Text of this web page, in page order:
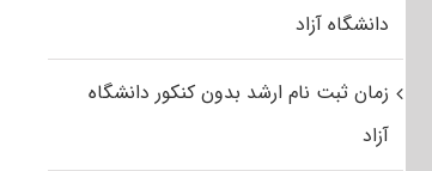
دانشگاه آزاد
زمان ثبت نام ارشد بدون کنکور دانشگاه
آزاد